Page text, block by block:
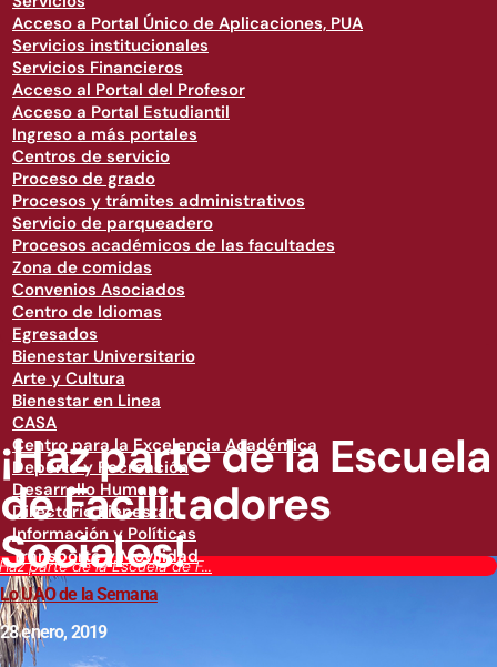
Acceso a Portal Único de Aplicaciones, PUA
Servicios institucionales
Servicios Financieros
Acceso al Portal del Profesor
Acceso a Portal Estudiantil
Ingreso a más portales
Centros de servicio
Proceso de grado
Procesos y trámites administrativos
Servicio de parqueadero
Procesos académicos de las facultades
Zona de comidas
Convenios Asociados
Centro de Idiomas
Egresados
Bienestar Universitario
Arte y Cultura
Bienestar en Linea
CASA
Centro para la Excelencia Académica
Deporte y Recreación
Desarrollo Humano
Directorio Bienestar
Información y Políticas
Transporte y Movilidad
parte de la Escuela de F...
¡Haz parte de la Escuela
de Facilitadores
Sociales!
Lo UAO de la Semana
28 enero, 2019